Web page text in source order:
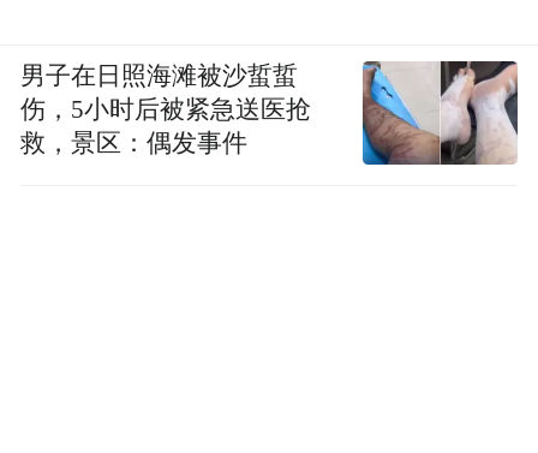
男子在日照海滩被沙蜇蜇
伤，5小时后被紧急送医抢
救，景区：偶发事件